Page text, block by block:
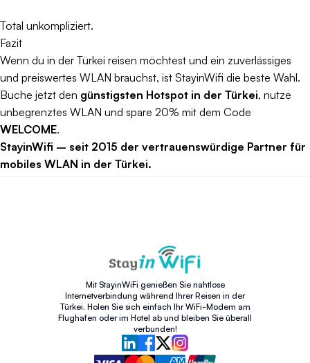
Total unkompliziert.
Fazit
Wenn du in der Türkei reisen möchtest und ein zuverlässiges
und preiswertes WLAN brauchst, ist StayinWifi die beste Wahl.
Buche jetzt den günstigsten Hotspot in der Türkei, nutze
unbegrenztes WLAN und spare 20% mit dem Code
WELCOME.
StayinWifi – seit 2015 der vertrauenswürdige Partner für
mobiles WLAN in der Türkei.
Mit StayinWiFi genießen Sie nahtlose
Internetverbindung während Ihrer Reisen in der
Türkei. Holen Sie sich einfach Ihr WiFi-Modem am
Flughafen oder im Hotel ab und bleiben Sie überall
verbunden!